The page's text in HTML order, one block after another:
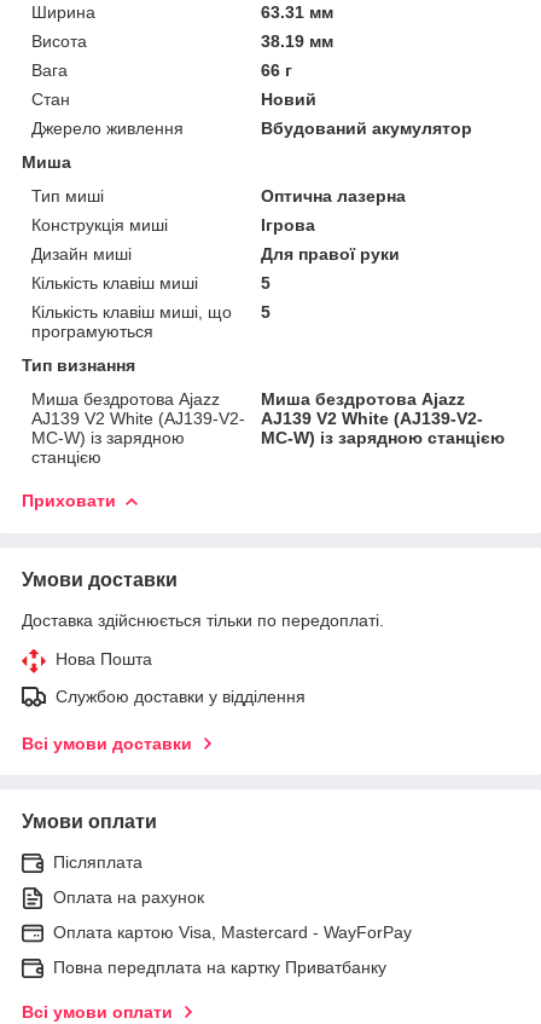
Ширина
63.31 мм
Висота
38.19 мм
Вага
66 г
Стан
Новий
Джерело живлення
Вбудований акумулятор
Миша
Тип миші
Оптична лазерна
Конструкція миші
Ігрова
Дизайн миші
Для правої руки
Кількість клавіш миші
5
Кількість клавіш миші, що
програмуються
5
Тип визнання
Миша бездротова Ajazz
AJ139 V2 White (AJ139-V2-
MC-W) із зарядною
станцією
Миша бездротова Ajazz
AJ139 V2 White (AJ139-V2-
MC-W) із зарядною станцією
Приховати
Умови доставки
Доставка здійснюється тільки по передоплаті.
Нова Пошта
Службою доставки у відділення
Всі умови доставки
Умови оплати
Післяплата
Оплата на рахунок
Оплата картою Visa, Mastercard - WayForPay
Повна передплата на картку Приватбанку
Всі умови оплати